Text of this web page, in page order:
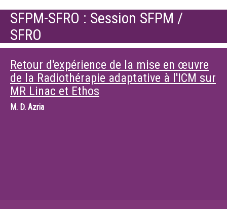
SFPM-SFRO : Session SFPM /
SFRO
Retour d'expérience de la mise en œuvre
de la Radiothérapie adaptative à l'ICM sur
MR Linac et Ethos
M. D. Azria